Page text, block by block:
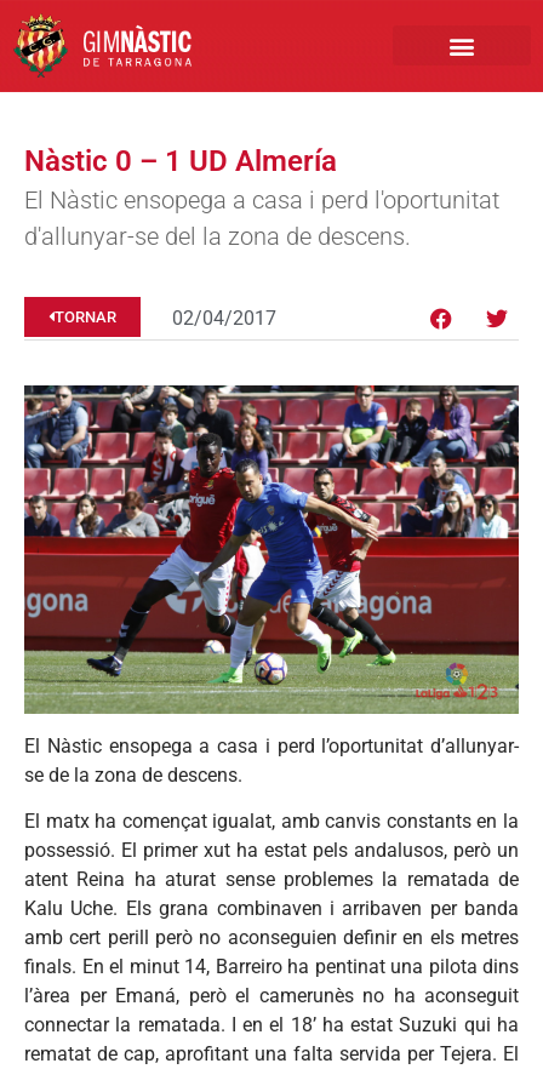
Nàstic 0 – 1 UD Almería
El Nàstic ensopega a casa i perd l'oportunitat
d'allunyar-se del la zona de descens.
TORNAR 02/04/2017
El Nàstic ensopega a casa i perd l’oportunitat d’allunyar-
se de la zona de descens.
El matx ha començat igualat, amb canvis constants en la
possessió. El primer xut ha estat pels andalusos, però un
atent Reina ha aturat sense problemes la rematada de
Kalu Uche. Els grana combinaven i arribaven per banda
amb cert perill però no aconseguien definir en els metres
finals. En el minut 14, Barreiro ha pentinat una pilota dins
l’àrea per Emaná, però el camerunès no ha aconseguit
connectar la rematada. I en el 18’ ha estat Suzuki qui ha
rematat de cap, aprofitant una falta servida per Tejera. El